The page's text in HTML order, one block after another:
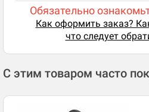
Обязательно
Как оформить заказ?
что следует
С этим товаром часто